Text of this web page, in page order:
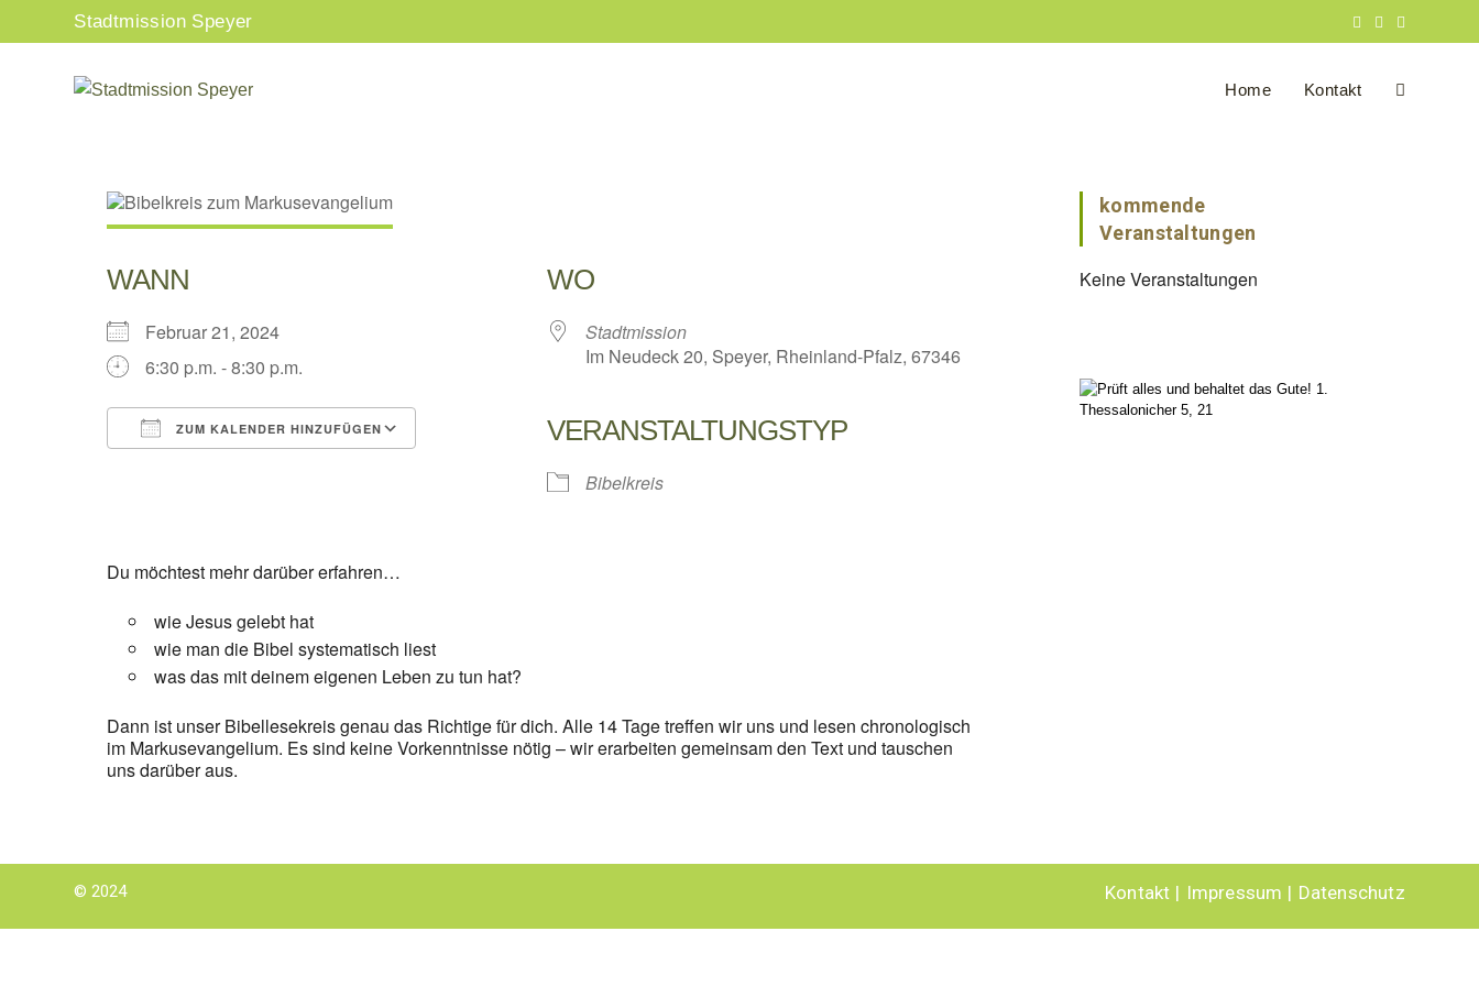
Stadtmission Speyer
Home Kontakt Website-
WANN
Februar 21, 2024
6:30 p.m. - 8:30 p.m.
ZUM KALENDER HINZUFÜGEN
Google Kalender
WO
Stadtmission
Im Neudeck 20, Speyer, Rheinland-Pfalz, 67346
VERANSTALTUNGSTYP
Bibelkreis
Du möchtest mehr darüber erfahren…
wie Jesus gelebt hat
wie man die Bibel systematisch liest
was das mit deinem eigenen Leben zu tun hat?
Dann ist unser Bibellesekreis genau das Richtige für dich. Alle 14 Tage treffen wir uns und lesen chronologisch
im Markusevangelium. Es sind keine Vorkenntnisse nötig – wir erarbeiten gemeinsam den Text und tauschen
uns darüber aus.
kommende
Veranstaltungen
Keine Veranstaltungen
Kontakt Impressum Datenschutz
© 2024